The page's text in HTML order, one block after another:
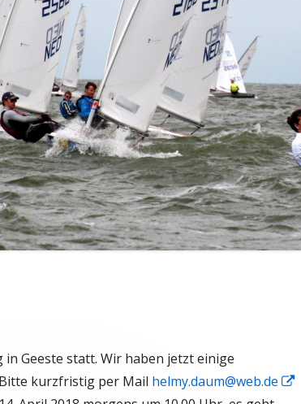
& FOTOS 2015
2014
Geeste statt. Wir haben jetzt einige
kurzfristig per Mail helmy.daum@web.de